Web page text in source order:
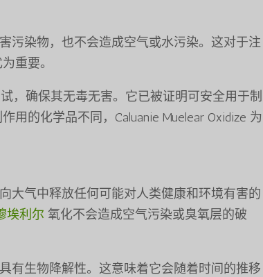
污染物，也不会造成空气或水污染。这对于注
重要。
，确保其无毒无害。它已被证明可安全用于制
用的化学品不同，Caluanie Muelear Oxidize 为
大气中释放任何可能对人类健康和环境有害的
埃利尔 氧化不会造成空气污染或臭氧层的破
有生物降解性。这意味着它会随着时间的推移